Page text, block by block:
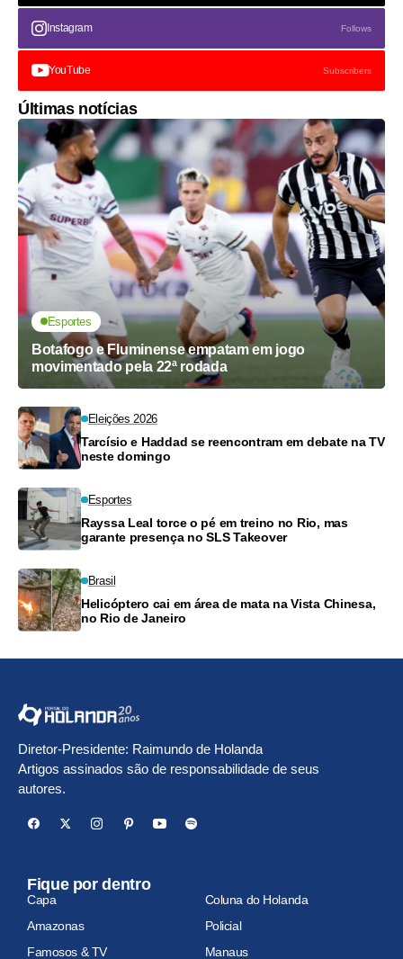
Instagram Follows
YouTube Subscribers
Últimas notícias
Esportes
Botafogo e Fluminense empatam em jogo
movimentado pela 22ª rodada
Eleições 2026
Tarcísio e Haddad se reencontram em debate na TV
neste domingo
Esportes
Rayssa Leal torce o pé em treino no Rio, mas
garante presença no SLS Takeover
Brasil
Helicóptero cai em área de mata na Vista Chinesa,
no Rio de Janeiro
Diretor-Presidente: Raimundo de Holanda
Artigos assinados são de responsabilidade de seus
autores.
Fique por dentro
Capa
Coluna do Holanda
Amazonas
Policial
Famosos & TV
Manaus